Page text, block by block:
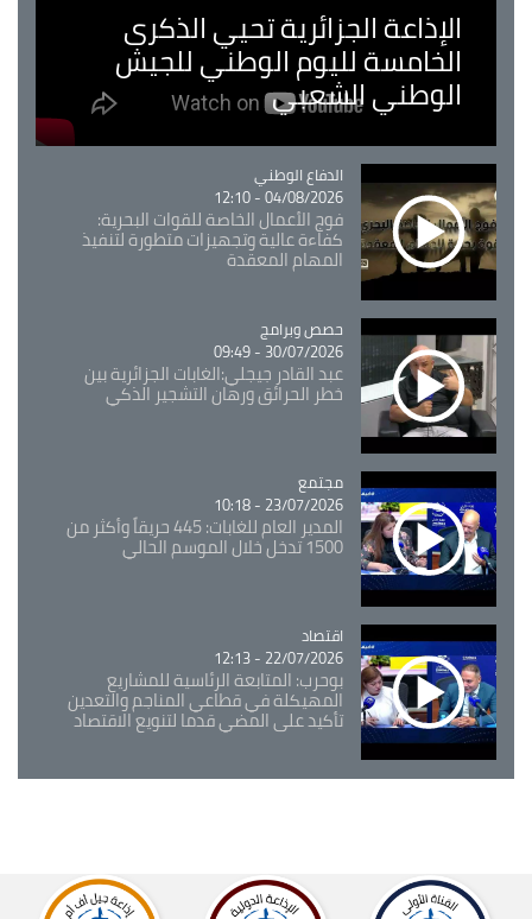
الإذاعة الجزائرية تحيي الذكرى
الخامسة لليوم الوطني للجيش
الوطني الشعبي
Catégorie
الدفاع الوطني
04/08/2026 - 12:10
فوج الأعمال الخاصة للقوات البحرية:
كفاءة عالية وتجهيزات متطورة لتنفيذ
المهام المعقدة
Catégorie
حصص وبرامج
30/07/2026 - 09:49
عبد القادر جيجلي:الغابات الجزائرية بين
خطر الحرائق ورهان التشجير الذكي
Catégorie
مجتمع
23/07/2026 - 10:18
المدير العام للغابات: 445 حريقاً وأكثر من
1500 تدخل خلال الموسم الحالي
Catégorie
اقتصاد
22/07/2026 - 12:13
بوحرب: المتابعة الرئاسية للمشاريع
المهيكلة في قطاعي المناجم والتعدين
تأكيد على المضي قدما لتنويع الاقتصاد